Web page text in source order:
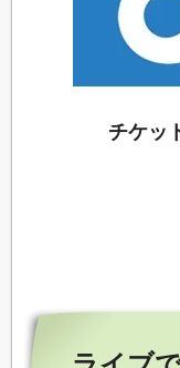
チケッ